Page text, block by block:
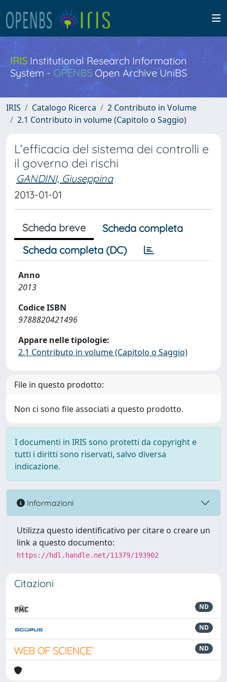
IRISInstitutional Research Information
System - OPENBS Open Archive UniBS
IRIS Catalogo Ricerca
2 Contributo in Volume
2.1 Contributo in volume (Capitolo o Saggio)
L’efficacia del sistema dei controlli e
il governo dei rischi
GANDINI, Giuseppina
2013-01-01
Scheda breve
Scheda completa
Scheda completa (DC)
Anno
2013
Codice ISBN
9788820421496
Appare nelle tipologie:
2.1 Contributo in volume (Capitolo o Saggio)
File in questo prodotto:
Non ci sono file associati a questo prodotto.
I documenti in IRIS sono protetti da copyright e
tutti i diritti sono riservati, salvo diversa
indicazione.
Informazioni
Utilizza questo identificativo per citare o creare un
link a questo documento:
https://hdl.handle.net/11379/193902
Citazioni
ND
ND
ND